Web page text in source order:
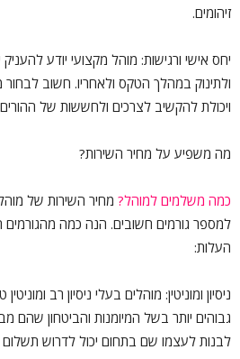
זיהומים.
יחס אישי ורגישות: מוהל מקצועי יודע להעניק
ולתינוק במהלך הטקס ולאחריו. חשוב
ויכולת להקשיב לצרכים ולחששות של
מה משפיע על מחיר השירות?
כמה משלמים למוהל? מחיר השירות של
למספר גורמים חשובים. הנה כמה מהגורמים
העלות:
ניסיון ומוניטין: מוהלים בעלי ניסיון רב
גבוהים יותר בשל המיומנות והביטחון שהם
לבנות לעצמו שם בתחום יכול לדרוש תשלום